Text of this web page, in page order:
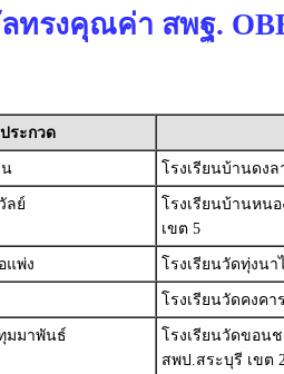
ลทรงคุณค่า สพฐ.
ระกวด
โรงเรียนบ้านดง
ลย์
โรงเรียนบ้านหน
เขต 5
แพ่ง
โรงเรียนวัดทุ่งน
โรงเรียนวัดคงค
มมาพันธ์
โรงเรียนวัดขอน
สพป.สระบุรี เขต